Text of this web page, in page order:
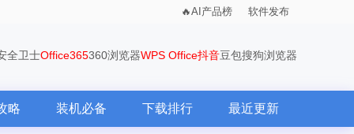
AI产品榜 软件发布
全卫士Office365360浏览器WPS Office抖音豆包搜狗浏览器
略 装机必备 下载排行 最近更新